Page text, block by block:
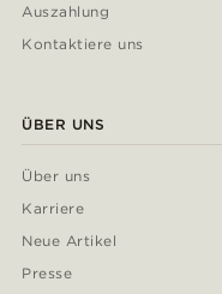
Auszahlung
Kontaktiere uns
ÜBER UNS
Über uns
Karriere
Neue Artikel
Presse